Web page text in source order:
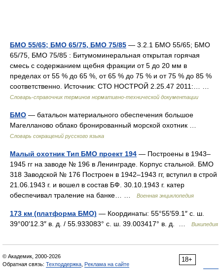
БМО 55/65; БМО 65/75, БМО 75/85 — 3.2.1 БМО 55/65; БМО
65/75, БМО 75/85 : Битумоминеральная открытая горячая
смесь с содержанием щебня фракции от 5 до 20 мм в
пределах от 55 % до 65 %, от 65 % до 75 % и от 75 % до 85 %
соответственно. Источник: СТО НОСТРОЙ 2.25.47 2011:… …
Словарь-справочник терминов нормативно-технической документации
БМО — батальон материального обеспечения большое
Магелланово облако бронированный морской охотник …
Словарь сокращений русского языка
Малый охотник Тип БМО проект 194 — Построены в 1943–
1945 гг на заводе № 196 в Ленинграде. Корпус стальной. БМО
318 Заводской № 176 Построен в 1942–1943 гг, вступил в строй
21.06.1943 г. и вошел в состав БФ. 30.10.1943 г. катер
обеспечивал траление на банке… …
Военная энциклопедия
173 км (платформа БМО) — Координаты: 55°55′59.1″ с. ш.
39°00′12.3″ в. д. / 55.933083° с. ш. 39.003417° в. д. …
Википедия
18+
© Академик, 2000-2026
Обратная связь: Техподдержка Реклама на сайте